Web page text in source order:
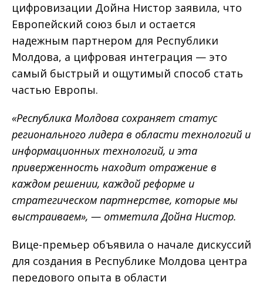
цифровизации Дойна Нистор заявила, что
Европейский союз был и остается
надежным партнером для Республики
Молдова, а цифровая интеграция — это
самый быстрый и ощутимый способ стать
частью Европы.
«Республика Молдова сохраняет статус
регионального лидера в области технологий и
информационных технологий, и эта
приверженность находит отражение в
каждом решении, каждой реформе и
стратегическом партнерстве, которые мы
выстраиваем», — отметила Дойна Нистор.
Вице-премьер объявила о начале дискуссий
для создания в Республике Молдова центра
передового опыта в области